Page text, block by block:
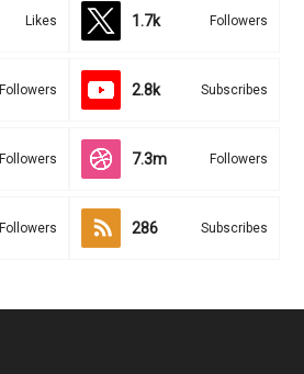
Likes 1.7k Followers
Followers 2.8k Subscribes
Followers 7.3m Followers
Followers 286 Subscribes